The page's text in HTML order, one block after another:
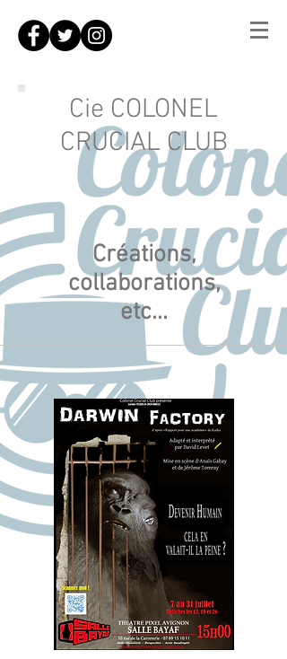
Cie COLONEL
CRUCIAL CLUB
Créations,
collaborations,
etc...